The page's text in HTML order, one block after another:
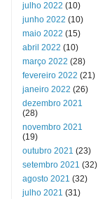
julho 2022 (10)
junho 2022 (10)
maio 2022 (15)
abril 2022 (10)
março 2022 (28)
fevereiro 2022 (21)
janeiro 2022 (26)
dezembro 2021
(28)
novembro 2021
(19)
outubro 2021 (23)
setembro 2021 (32)
agosto 2021 (32)
julho 2021 (31)